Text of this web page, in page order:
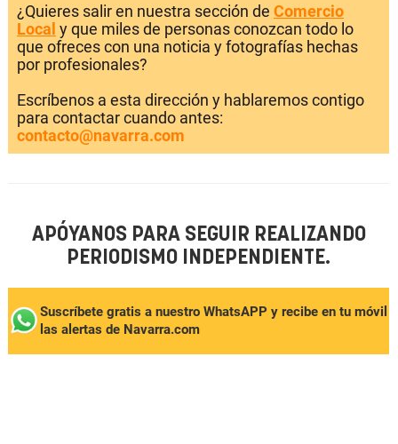
¿Quieres salir en nuestra sección de Comercio
Local y que miles de personas conozcan todo lo
que ofreces con una noticia y fotografías hechas
por profesionales?
Escríbenos a esta dirección y hablaremos contigo
para contactar cuando antes:
contacto@navarra.com
APÓYANOS PARA SEGUIR REALIZANDO
PERIODISMO INDEPENDIENTE.
Suscríbete gratis a nuestro WhatsAPP y recibe en tu móvil
las alertas de Navarra.com